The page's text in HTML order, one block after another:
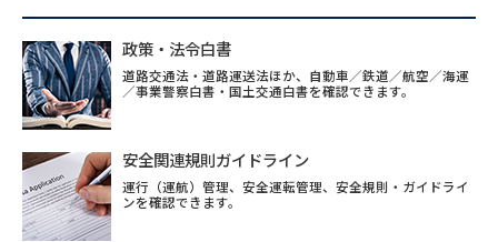
政策・法令白書
道路交通法・道路運送法ほか、自動車／鉄道／航空／海運
／事業警察白書・国土交通白書を確認できます。
安全関連規則ガイドライン
運行（運航）管理、安全運転管理、安全規則・ガイドライ
ンを確認できます。